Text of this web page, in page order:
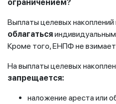
ограничением?
Выплаты целевых
облагаться
Кроме того, ЕНПФ не взимает
На выплаты целевых
запрещается:
наложение ареста или